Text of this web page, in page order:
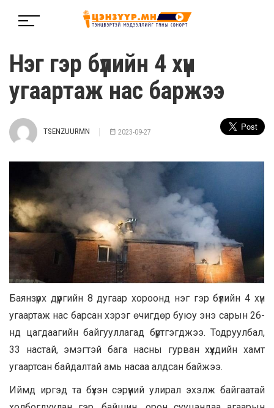
Нэг гэр бүлийн 4 хүн
угаартаж нас баржээ
TSENZUURMN 2023-09-27
Баянзүрх дүүргийн 8 дугаар хороонд нэг гэр бүлийн 4 хүн
угаартаж нас барсан хэрэг өчигдөр буюу энэ сарын 26-
нд цагдаагийн байгууллагад бүртгэгджээ. Тодруулбал,
33 настай, эмэгтэй бага насны гурван хүүхдийн хамт
угаартсан байдалтай амь насаа алдсан байжээ.
Иймд иргэд та бүхэн сэрүүний улирал эхэлж байгаатай